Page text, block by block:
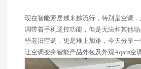
现在智能家居越来越流行，特别是空调
调带着手机遥控功能，但是无法和其他
些老旧空调，更是难上加难，今天分享
让空调变身智能产品外包及外观Aqara空